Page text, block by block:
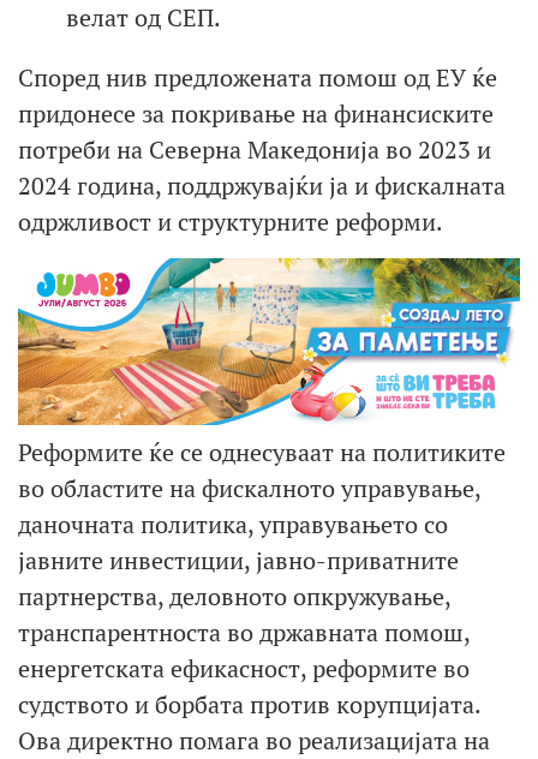
велат од СЕП.
Според нив предложената помош од ЕУ ќе
придонесе за покривање на финансиските
потреби на Северна Македонија во 2023 и
2024 година, поддржувајќи ја и фискалната
одржливост и структурните реформи.
Реформите ќе се однесуваат на политиките
во областите на фискалното управување,
даночната политика, управувањето со
јавните инвестиции, јавно-приватните
партнерства, деловното опкружување,
транспарентноста во државната помош,
енергетската ефикасност, реформите во
судството и борбата против корупцијата.
Ова директно помага во реализацијата на